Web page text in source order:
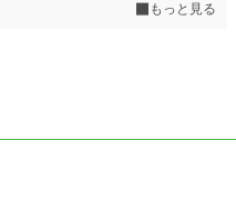
もっと見る